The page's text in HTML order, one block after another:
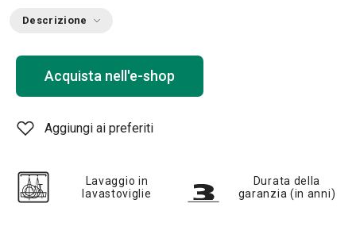
Descrizione
Acquista nell'e-shop
Aggiungi ai preferiti
Lavaggio in
lavastoviglie
Durata della
garanzia (in anni)